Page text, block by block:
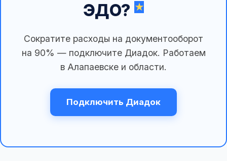
ЭДО?
Сократите расходы на документооборот
на 90% — подключите Диадок. Работаем
в Алапаевске и области.
Подключить Диадок